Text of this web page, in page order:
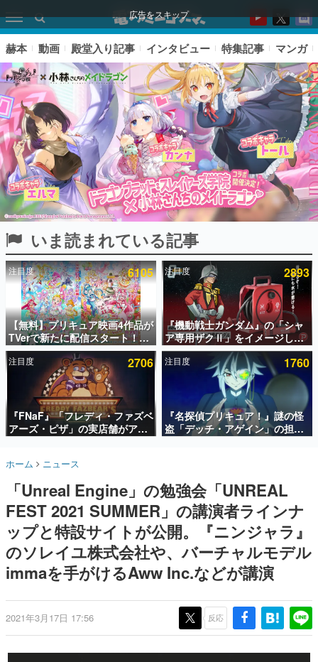
広告をスキップ
ピックアップ
電ファミのいま読まれている記事ランキング
アプリセール情報
インタビュー
連載・特集一覧
殿堂入り記事
SNS拡散数が数千以上！ ページビュー数万以上！ などな
ど。多くの人々に読まれた、電ファミ渾身の“殿堂入り”記
事をまとめました。
名作ゲームクリエイターの方々に製作時のエピソードをお
きます。
赫本
この物語を解いてはいけない。『赫本』は、〈試験問題〉
の形をした短編ホラー小説集です。
新世代に訊く
これからのデジタルゲーム市場を担う若きクリエイター達
ゲーム世代の作家たち
ゲームに多大な影響を受けた作家さんに取材し、ゲームが
赫本 動画 殿堂入り記事 インタビュー 特集記事 マンガ
いま読まれている記事
注目度 6105
【無料】プリキュア映画4作品が
TVerで新たに配信スタート！な
んと2018年～2024年の映画ほぼ
すべてが見放題に、ぶっちゃけ
ありえないラインナップ
注目度 2893
『機動戦士ガンダム』の「シャ
ア専用ザクⅡ」をイメージした
散水ホースリールが予約開始。
本体にはシャアのパーソナルマ
ークやジオン公国軍のエンブレ
ム、型式番号などを配置
注目度 2706
『FNaF』「フレディ・ファズベ
アーズ・ピザ」の実店舗がアメ
リカの商業施設「American
ScottGamesとの共同開発、食
没入型のホラー体験も楽しめる
注目度 1760
『名探偵プリキュア！』謎の怪
盗「デッチ・アゲイン」の担当
キャストは天﨑滉平さんと判
ホーム ニュース
「Unreal Engine」の勉強会「UNREAL
FEST 2021 SUMMER」の講演者ラインナ
ップと特設サイトが公開。『ニンジャラ』
のソレイユ株式会社や、バーチャルモデル
immaを手がけるAww Inc.などが講演
2021年3月17日 17:56 反応